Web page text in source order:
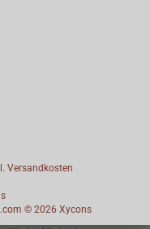
Versandkosten
© 2026 Xycons